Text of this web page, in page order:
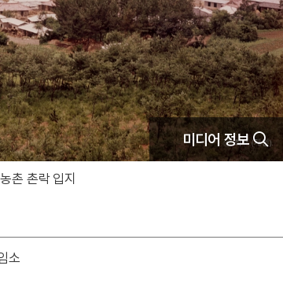
미디어 정보
촌 촌락 입지
소